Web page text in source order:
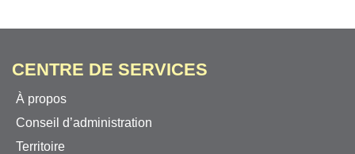
CENTRE DE SERVICES
À propos
Conseil d’administration
Territoire